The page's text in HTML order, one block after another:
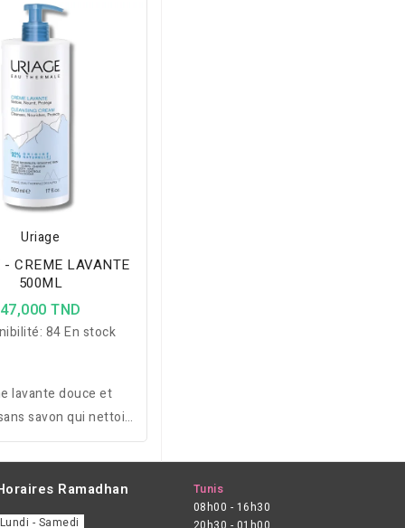
Uriage
- CREME LAVANTE
500ML
47,000 TND
84 En stock
lavante douce et
savon qui nettoie
les peaux sensibles
tout en préservant
hydrolipidique.
Ramadhan
Lundi - Samedi
Tunis
08h00 - 16h30